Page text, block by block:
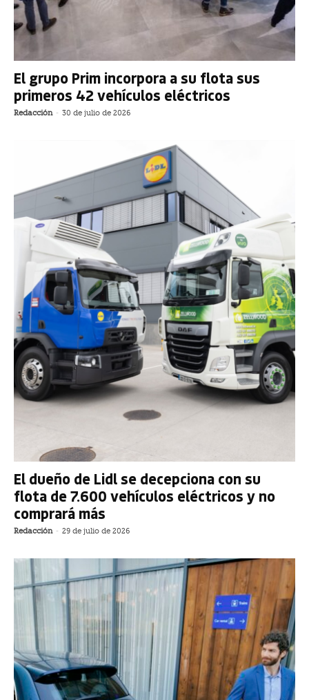
El grupo Prim incorpora a su flota sus
primeros 42 vehículos eléctricos
Redacción - 30 de julio de 2026
El dueño de Lidl se decepciona con su
flota de 7.600 vehículos eléctricos y no
comprará más
Redacción - 29 de julio de 2026